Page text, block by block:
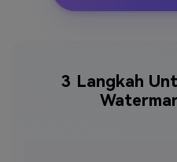
3 Langkah